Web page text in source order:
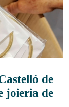
de
joieria de